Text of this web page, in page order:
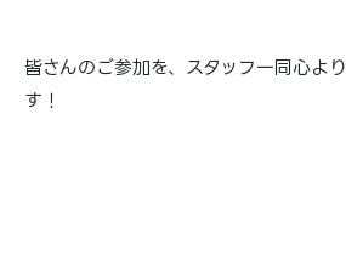
皆さんのご参加を、スタッフ一同心よ
す！